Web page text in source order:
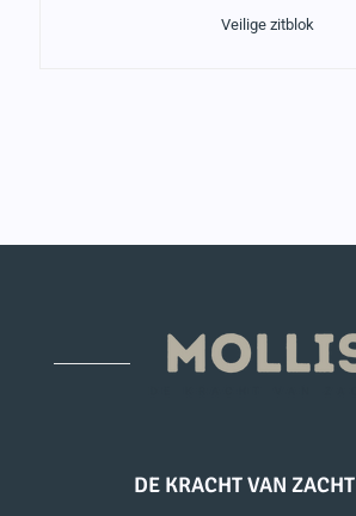
Veilige zitblok
DE KRACHT VAN ZACHT